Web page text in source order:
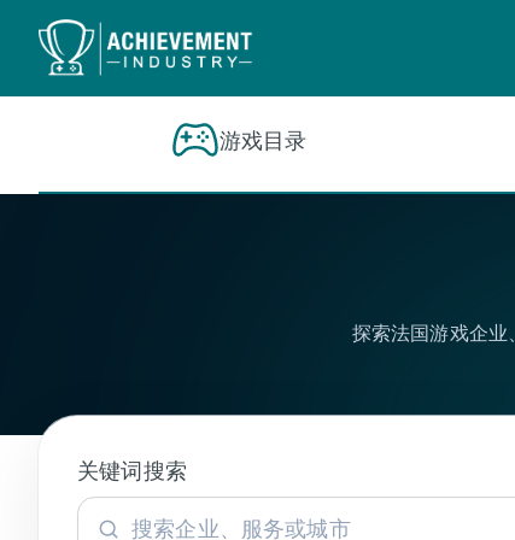
跳转到内容
游戏目录
探索法国游戏企
关键词搜索